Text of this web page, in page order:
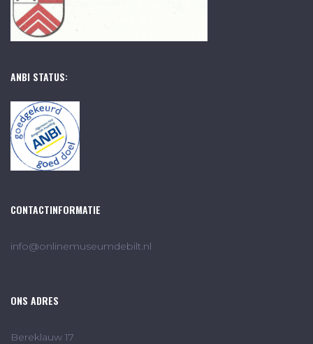
ANBI STATUS:
CONTACTINFORMATIE
info@onlinemuseumdebilt.nl
ONS ADRES
Bereklauw 17